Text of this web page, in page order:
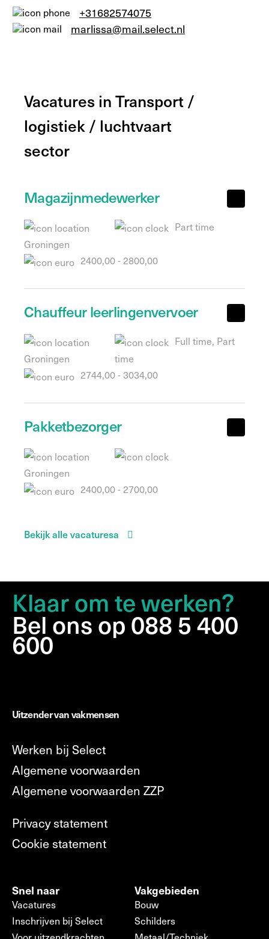
+31682574075
marlissa@mail.select.nl
Vacatures in Transport /
logistiek / luchtvaart
sector
Magazijnmedewerker
Groningen
Part time
2400,00 - 2800,00
Chauffeur leerlingenvervoer
Groningen
Full time, Part
time
2744,00 - 3034,00
Pakketbezorger
Groningen
2400,00 - 2700,00
Bekijk alle vacaturesa
Klaar om te werken?
Bel ons op 088 5 400
600
Uitzender van vakmensen
Werken bij Select
Algemene voorwaarden
Algemene voorwaarden ZZP
Privacy statement
Cookie statement
Snel naar
Vacatures
Inschrijven bij Select
Vakgebieden
Bouw
Schilders